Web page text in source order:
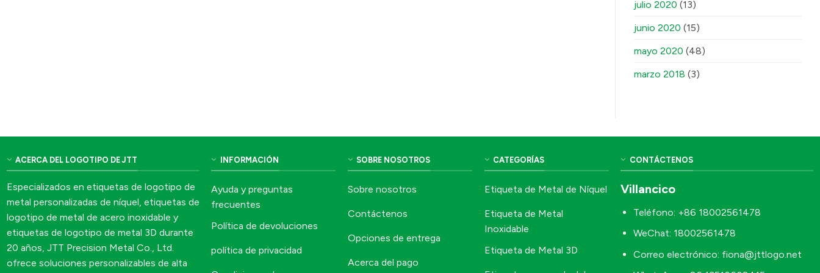
julio 2020 (13)
junio 2020 (15)
mayo 2020 (48)
marzo 2018 (3)
ACERCA DEL LOGOTIPO DE JTT
Especializados en etiquetas de logotipo de
metal personalizadas de níquel, etiquetas de
logotipo de metal de acero inoxidable y
etiquetas de logotipo de metal 3D durante
20 años, JTT Precision Metal Co., Ltd.
ofrece soluciones personalizables de alta
INFORMACIÓN
Ayuda y preguntas
frecuentes
Política de devoluciones
política de privacidad
SOBRE NOSOTROS
Sobre nosotros
Contáctenos
Opciones de entrega
Acerca del pago
CATEGORÍAS
Etiqueta de Metal de Níquel
Etiqueta de Metal
Inoxidable
Etiqueta de Metal 3D
CONTÁCTENOS
Villancico
Teléfono: +86 18002561478
WeChat: 18002561478
Correo electrónico: fiona@jttlogo.net